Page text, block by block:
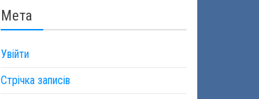
Мета
Увійти
Стрічка записів